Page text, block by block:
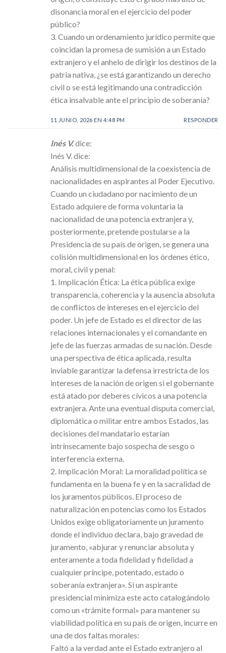
disonancia moral en el ejercicio del poder
público?
3. Cuando un ordenamiento jurídico permite que
coincidan la promesa de sumisión a un Estado
extranjero y el anhelo de dirigir los destinos de la
patria nativa, ¿se está garantizando un derecho
civil o se está legitimando una contradicción
ética insalvable ante el principio de soberanía?
11 JUNIO, 2026 EN 4:48 PM RESPONDER
Inés V.dice:
Inés V. dice:
Análisis multidimensional de la coexistencia de
nacionalidades en aspirantes al Poder Ejecutivo.
Cuando un ciudadano por nacimiento de un
Estado adquiere de forma voluntaria la
nacionalidad de una potencia extranjera y,
posteriormente, pretende postularse a la
Presidencia de su país de origen, se genera una
colisión multidimensional en los órdenes ético,
moral, civil y penal:
1. Implicación Ética: La ética pública exige
transparencia, coherencia y la ausencia absoluta
de conflictos de intereses en el ejercicio del
poder. Un jefe de Estado es el director de las
relaciones internacionales y el comandante en
jefe de las fuerzas armadas de su nación. Desde
una perspectiva de ética aplicada, resulta
inviable garantizar la defensa irrestricta de los
intereses de la nación de origen si el gobernante
está atado por deberes cívicos a una potencia
extranjera. Ante una eventual disputa comercial,
diplomática o militar entre ambos Estados, las
decisiones del mandatario estarían
intrínsecamente bajo sospecha de sesgo o
interferencia externa.
2. Implicación Moral: La moralidad política se
fundamenta en la buena fe y en la sacralidad de
los juramentos públicos. El proceso de
naturalización en potencias como los Estados
Unidos exige obligatoriamente un juramento
donde el individuo declara, bajo gravedad de
juramento, «abjurar y renunciar absoluta y
enteramente a toda fidelidad y fidelidad a
cualquier príncipe, potentado, estado o
soberanía extranjera». Si un aspirante
presidencial minimiza este acto catalogándolo
como un «trámite formal» para mantener su
viabilidad política en su país de origen, incurre en
una de dos faltas morales:
Faltó a la verdad ante el Estado extranjero al